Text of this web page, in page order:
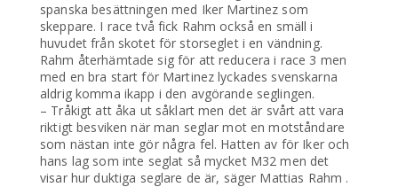
spanska besättningen med Iker Martinez som
skeppare. I race två fick Rahm också en smäll i
huvudet från skotet för storseglet i en vändning.
Rahm återhämtade sig för att reducera i race 3 men
med en bra start för Martinez lyckades svenskarna
aldrig komma ikapp i den avgörande seglingen.
– Tråkigt att åka ut såklart men det är svårt att vara
riktigt besviken när man seglar mot en motståndare
som nästan inte gör några fel. Hatten av för Iker och
hans lag som inte seglat så mycket M32 men det
visar hur duktiga seglare de är, säger Mattias Rahm .